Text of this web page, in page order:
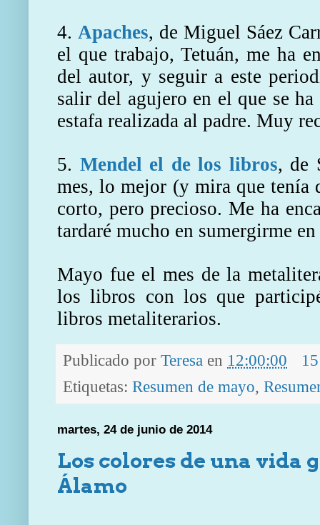
4. Apaches, de Miguel Sáez
el que trabajo, Tetuán, me ha
del autor, y seguir a este
salir del agujero en el que se
estafa realizada al padre. Muy
5. Mendel el de los libros, de
mes, lo mejor (y mira que tenía
corto, pero precioso. Me ha
tardaré mucho en sumergirme
Mayo fue el mes de la
los libros con los que
libros metaliterarios.
Publicado por Teresa en 12:00:00
Etiquetas: Resumen de mayo,
martes, 24 de junio de 2014
Los colores de una vida
Álamo